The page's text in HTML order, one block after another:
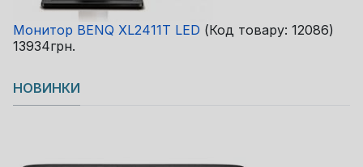
Монитор BENQ XL2411T LED (Код товару: 12086)
13934грн.
НОВИНКИ